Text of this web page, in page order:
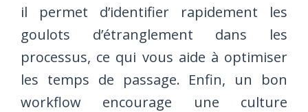
il permet d’identifier rapidement les
goulots d’étranglement dans les
processus, ce qui vous aide à optimiser
les temps de passage. Enfin, un bon
workflow encourage une culture